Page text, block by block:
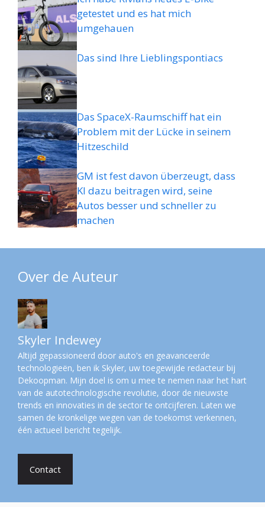
getestet und es hat mich
umgehauen
Das sind Ihre Lieblingspontiacs
Das SpaceX-Raumschiff hat ein
Problem mit der Lücke in seinem
Hitzeschild
GM ist fest davon überzeugt, dass
KI dazu beitragen wird, seine
Autos besser und schneller zu
machen
Over de Auteur
Skyler Indewey
Altijd gepassioneerd door auto's en geavanceerde
technologieën, ben ik Skyler, uw toegewijde redacteur bij
Dekoopman. Mijn doel is om u mee te nemen naar het hart
van de autotechnologische revolutie, door de nieuwste
trends en innovaties in de sector te ontcijferen. Laten we
samen de kronkelige wegen van de toekomst verkennen,
één actueel bericht tegelijk.
Contact